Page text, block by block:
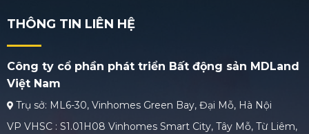
THÔNG TIN LIÊN HỆ
Công ty cổ phần phát triển Bất động sản MDLand
Việt Nam
Trụ sở: ML6-30, Vinhomes Green Bay, Đại Mỗ, Hà Nội
VP VHSC : S1.01H08 Vinhomes Smart City, Tây Mỗ, Từ Liêm,